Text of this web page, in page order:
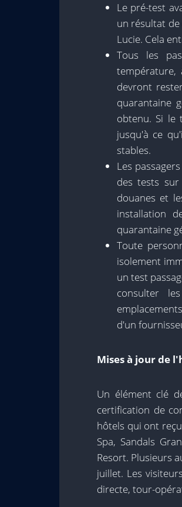
Le pré-test
un résultat
Lucie. Cela
Tous les
température,
devront
quarantaine
obtenu. Si le
jusqu'à ce
stables.
Les
des tests
douanes et
installation
quarantaine
Toute
isolement
un test
consulter
d'un
Mises à jour de
Un élément clé
certification de
hôtels qui ont
Spa, Sandals
Resort. Plusieurs
juillet. Les
directe, tour-